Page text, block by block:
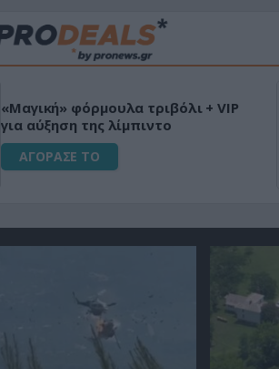
«Μαγική» φόρμουλα τριβόλι + VIP
για αύξηση της λίμπιντο
ΑΓΟΡΑΣΕ ΤΟ